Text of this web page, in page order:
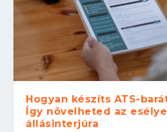
Hogyan készíts ATS-
Így növelheted az
állásinterjúra